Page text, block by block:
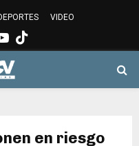
VIDEO
Youtube
en riesgo